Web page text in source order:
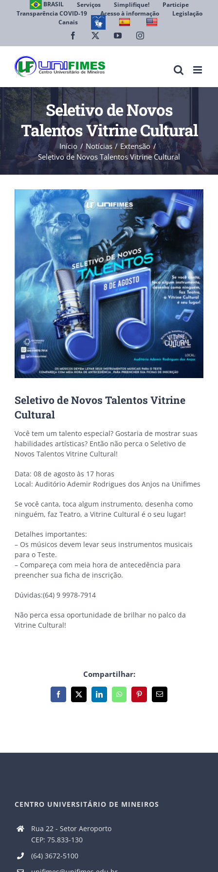
BRASIL Serviços Simplifique!
Participe
Transparência COVID-19
Acesso à informação
Legislação
Canais
Facebook YouTubeInstagram
Seletivo de Novos
Talentos Vitrine Cultural
Início Notícias
Extensão
Seletivo de Novos Talentos Vitrine Cultural
Larger
Image
Seletivo de Novos Talentos Vitrine
Cultural
Você tem um talento especial? Gostaria de mostrar suas
habilidades artísticas? Então não perca o Seletivo de
Novos Talentos Vitrine Cultural!
Data: 08 de agosto às 17 horas
Local: Auditório Ademir Rodrigues dos Anjos na Unifimes
Se você canta, toca algum instrumento, desenha como
ninguém, faz Teatro, a Vitrine Cultural é o seu lugar!
Detalhes importantes:
– Os músicos devem levar seus instrumentos musicais
para o Teste.
– Compareça com meia hora de antecedência para
preencher sua ficha de inscrição.
Dúvidas:(64) 9 9978-7914
Não perca essa oportunidade de brilhar no palco da
Vitrine Cultural!
Compartilhar:
Facebook
X LinkedInWhatsAppPinterest
E-
mail
CENTRO UNIVERSITÁRIO DE MINEIROS
Rua 22 - Setor Aeroporto
CEP: 75.833-130
(64) 3672-5100